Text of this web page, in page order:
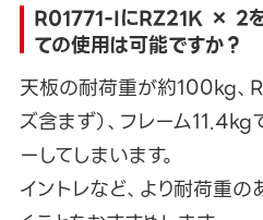
R01771-IにRZ21K × 2を
ての使用は可能ですか？
天板の耐荷重が約100kg、
ズ含まず）、フレーム
ーしてしまいます。
イントレなど、より耐荷重